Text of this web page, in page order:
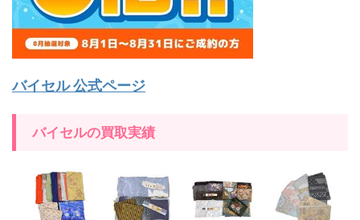
バイセル 公式ページ
バイセルの買取実績